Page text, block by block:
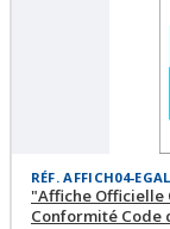
RÉF. AFFICH04-
"Affiche Officielle
Conformité Code